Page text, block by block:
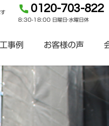
す 0120-703-822
8:30-18:00 日曜日・水曜日休
事例 お客様の声